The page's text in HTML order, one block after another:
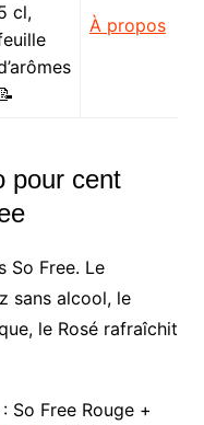
cl,
📝
À propos
pour cent
So Free. Le
sans alcool, le
le Rosé rafraîchit
So Free Rouge +